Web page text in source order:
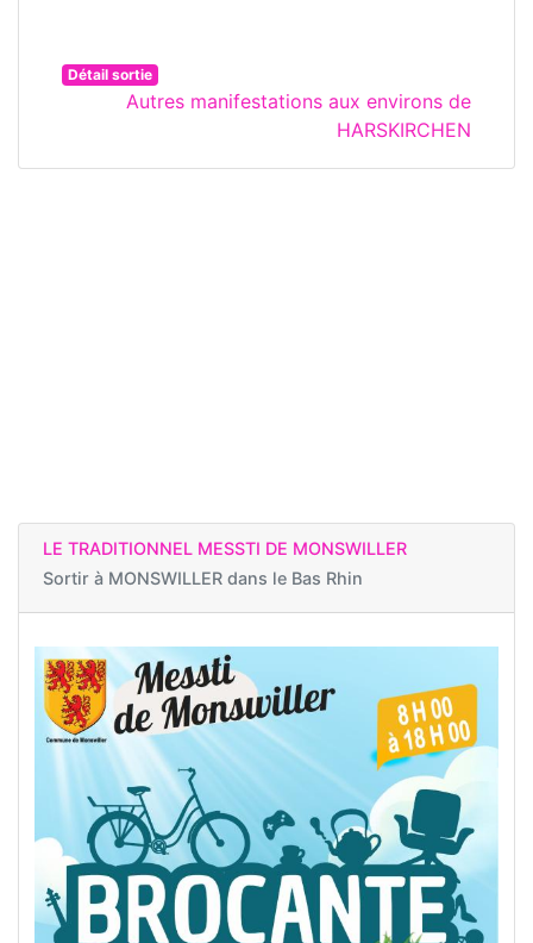
Détail sortie
Autres manifestations aux environs de
HARSKIRCHEN
LE TRADITIONNEL MESSTI DE MONSWILLER
Sortir à MONSWILLER dans le Bas Rhin